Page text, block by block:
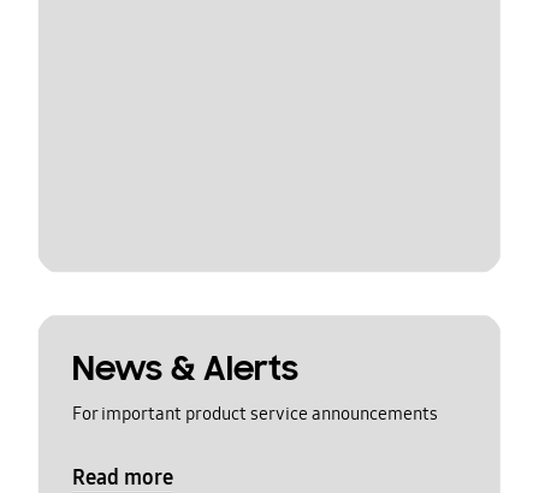
News & Alerts
For important product service announcements
Read more